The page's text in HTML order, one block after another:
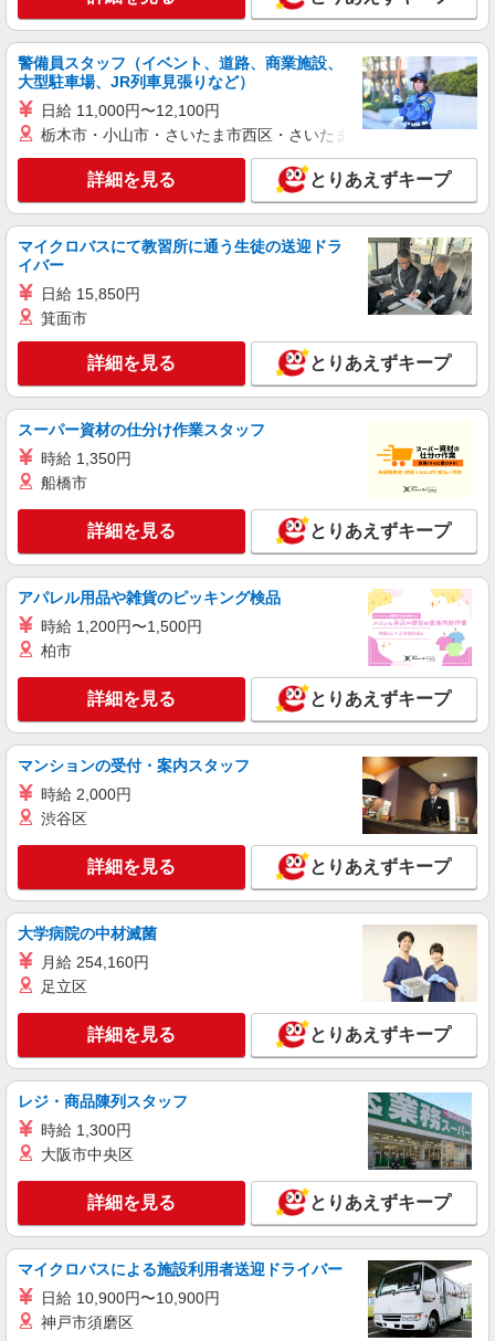
株式会社RAM シニアコート西津田
介護施設の調理スタッフ
月給230,000円〜400,000円 ＜給与の内訳＞ ・
基本給：230,000円〜400,000円 ※固定残業代30時
間分を含む 【その他手当・昇給・賞与】 ・店舗担
当手当：20,000円（1店舗ごと） ・通勤手当：全
・賞与：あり ・住宅手当（上限：30,000円 規定
あり） ※単身者のみ 試用期間は3ヶ月です。 （そ
の間の条件に変更はありません。）
〒690-0017 島根県松江市西津田3丁目13－3 シ
ニアコート西津田内
キープ 詳細を見る
松江西津田ショートステイそよ風：RO12075
1/324時 寸志あり：年2回（6月・12月） ※業績に
よる
島根県松江市西津田2丁目8-20
キープ 詳細を見る
アルバイト パート
モルツウェル株式会社
食品工場の食品づくりスタッフ
月給 206,400円〜240,800円 ＜給与内訳＞ ・
基本給：206,400円〜240,800円 ※時給×8時間×月
平均21.5日で算出 （時給1,200円〜1,400円） 【各
種手当】 ・資格手当 ・役職手当 ・時間外手当 ・
通勤手当：上限20,000円/月（ガソリン代含む） ・
年末年始手当 ・昇給：毎年9月／定期昇給
〒 690-0816 島根県松江市北陵町18-1
キープ 詳細を見る
警備員スタッフ（イベント、道路、商業施設、
大型駐車場、JR列車見張りなど）
日給 11,000円〜12,100円
栃木市・小山市・さいたま市西区・さいたま市岩槻区・久喜市・
詳細を見る とりあえずキープ
マイクロバスにて教習所に通う生徒の送迎ドラ
イバー
日給 15,850円
箕面市
詳細を見る とりあえずキープ
スーパー資材の仕分け作業スタッフ
時給 1,350円
船橋市
詳細を見る とりあえずキープ
アパレル用品や雑貨のピッキング検品
時給 1,200円〜1,500円
柏市
詳細を見る とりあえずキープ
マンションの受付・案内スタッフ
時給 2,000円
渋谷区
詳細を見る とりあえずキープ
大学病院の中材滅菌
月給 254,160円
足立区
詳細を見る とりあえずキープ
レジ・商品陳列スタッフ
時給 1,300円
大阪市中央区
詳細を見る とりあえずキープ
マイクロバスによる施設利用者送迎ドライバー
日給 10,900円〜10,900円
神戸市須磨区